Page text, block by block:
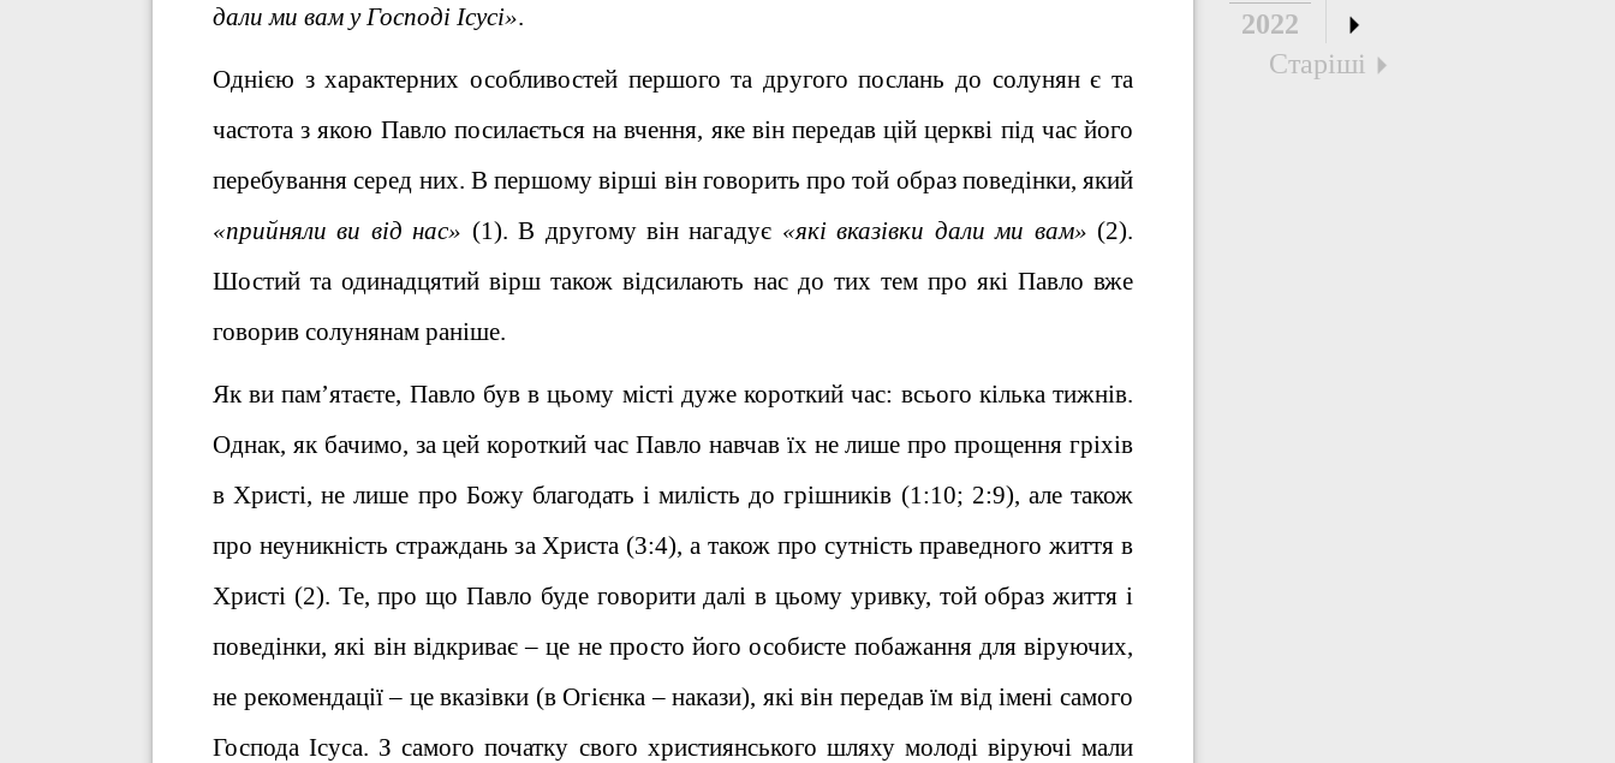
дали ми вам у Господі Ісусі».
Однією з характерних особливостей першого та другого послань до солунян є та
частота з якою Павло посилається на вчення, яке він передав цій церкві під час його
перебування серед них. В першому вірші він говорить про той образ поведінки, який
«прийняли ви від нас» (1). В другому він нагадує «які вказівки дали ми вам» (2).
Шостий та одинадцятий вірш також відсилають нас до тих тем про які Павло вже
говорив солунянам раніше.
Як ви пам’ятаєте, Павло був в цьому місті дуже короткий час: всього кілька тижнів.
Однак, як бачимо, за цей короткий час Павло навчав їх не лише про прощення гріхів
в Христі, не лише про Божу благодать і милість до грішників (1:10; 2:9), але також
про неуникність страждань за Христа (3:4), а також про сутність праведного життя в
Христі (2). Те, про що Павло буде говорити далі в цьому уривку, той образ життя і
поведінки, які він відкриває – це не просто його особисте побажання для віруючих,
не рекомендації – це вказівки (в Огієнка – накази), які він передав їм від імені самого
Господа Ісуса. З самого початку свого християнського шляху молоді віруючі мали
2022
Старіші